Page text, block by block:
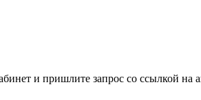
и пришлите запрос cо ссылкой на